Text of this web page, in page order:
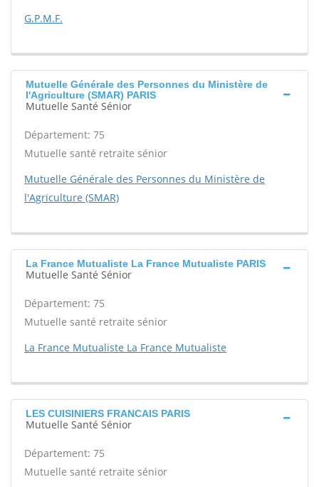
G.P.M.F.
Mutuelle Générale des Personnes du Ministère de
l'Agriculture (SMAR) PARIS
Mutuelle Santé Sénior
Département: 75
Mutuelle santé retraite sénior
Mutuelle Générale des Personnes du Ministère de
l'Agriculture (SMAR)
La France Mutualiste La France Mutualiste PARIS
Mutuelle Santé Sénior
Département: 75
Mutuelle santé retraite sénior
La France Mutualiste La France Mutualiste
LES CUISINIERS FRANCAIS PARIS
Mutuelle Santé Sénior
Département: 75
Mutuelle santé retraite sénior